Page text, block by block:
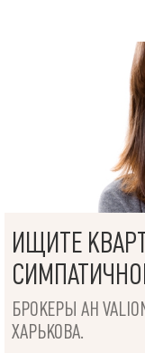
ИЩИТЕ
БРОКЕРЫ АН
ХАРЬКОВА.